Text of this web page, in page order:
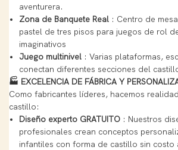
aventurera.
Zona de Banquete Real: Centro de
pastel de tres pisos para juegos de rol
imaginativos
Juego multinivel: Varias plataformas,
conectan diferentes secciones del
🏭 EXCELENCIA DE FÁBRICA Y
Como fabricantes líderes, hacemos
castillo:
Diseño experto GRATUITO: Nuestros
profesionales crean conceptos
infantiles con forma de castillo sin costo